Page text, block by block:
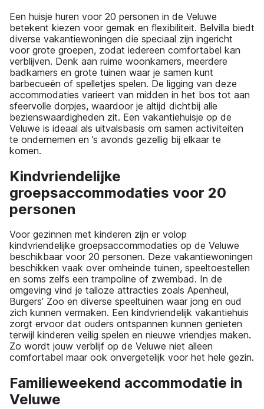
Een huisje huren voor 20 personen in de Veluwe
betekent kiezen voor gemak en flexibiliteit. Belvilla biedt
diverse vakantiewoningen die speciaal zijn ingericht
voor grote groepen, zodat iedereen comfortabel kan
verblijven. Denk aan ruime woonkamers, meerdere
badkamers en grote tuinen waar je samen kunt
barbecueën of spelletjes spelen. De ligging van deze
accommodaties varieert van midden in het bos tot aan
sfeervolle dorpjes, waardoor je altijd dichtbij alle
bezienswaardigheden zit. Een vakantiehuisje op de
Veluwe is ideaal als uitvalsbasis om samen activiteiten
te ondernemen en ’s avonds gezellig bij elkaar te
komen.
Kindvriendelijke
groepsaccommodaties voor 20
personen
Voor gezinnen met kinderen zijn er volop
kindvriendelijke groepsaccommodaties op de Veluwe
beschikbaar voor 20 personen. Deze vakantiewoningen
beschikken vaak over omheinde tuinen, speeltoestellen
en soms zelfs een trampoline of zwembad. In de
omgeving vind je talloze attracties zoals Apenheul,
Burgers’ Zoo en diverse speeltuinen waar jong en oud
zich kunnen vermaken. Een kindvriendelijk vakantiehuis
zorgt ervoor dat ouders ontspannen kunnen genieten
terwijl kinderen veilig spelen en nieuwe vriendjes maken.
Zo wordt jouw verblijf op de Veluwe niet alleen
comfortabel maar ook onvergetelijk voor het hele gezin.
Familieweekend accommodatie in
Veluwe